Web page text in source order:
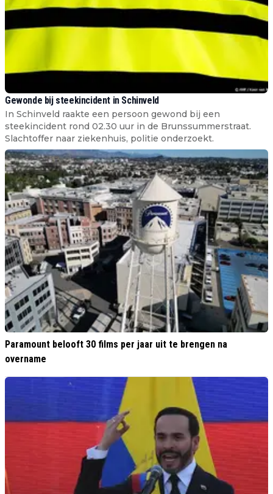
Gewonde bij steekincident in Schinveld
In Schinveld raakte een persoon gewond bij een
steekincident rond 02.30 uur in de Brunssummerstraat.
Slachtoffer naar ziekenhuis, politie onderzoekt.
Paramount belooft 30 films per jaar uit te brengen na
overname